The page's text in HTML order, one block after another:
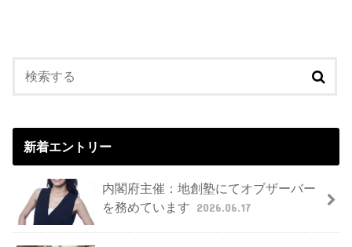
新着エントリー
内閣府主催：地創塾にてオブザーバー
を務めています 2026.06.17